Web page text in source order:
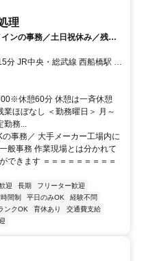
理
ンの事務／土日祝休み／残業
分 JR中央・総武線 西船橋駅 自
葉線 二俣
成バスシステムの「船橋海浜
にて西浦町下車徒歩3分 バイ
接時もバイク・車でのご来社
休憩60分 休憩は一斉休憩
ほぼなし ＜勤務曜日＞ 月～
勤務...
事務／ 大手メーカー工場内に
般事務 作業現場とは分かれて
できます ＝＝＝＝＝＝＝＝＝
迎 長期
フリーター歓迎
間制 平日のみOK
経験不問
ンクOK 育休あり
交通費支給